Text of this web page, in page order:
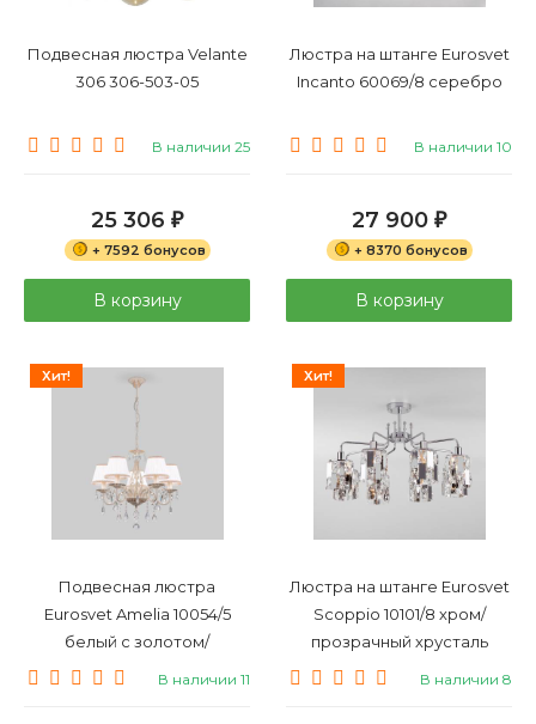
Подвесная люстра Velante
306 306-503-05
В наличии 25
25 306 ₽
+ 7592 бонусов
В корзину
Люстра на штанге Eurosvet
Incanto 60069/8 серебро
В наличии 10
27 900 ₽
+ 8370 бонусов
В корзину
Хит!
Подвесная люстра
Eurosvet Amelia 10054/5
белый с золотом/
прозрачный хрусталь
В наличии 11
Хит!
Люстра на штанге Eurosvet
Scoppio 10101/8 хром/
прозрачный хрусталь
Strotskis
В наличии 8